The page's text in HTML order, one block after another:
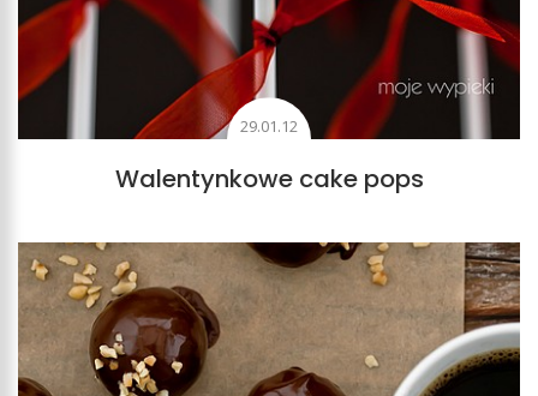
29.01.12
Walentynkowe cake pops